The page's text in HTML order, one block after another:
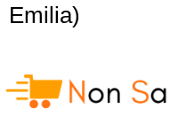
Emilia)